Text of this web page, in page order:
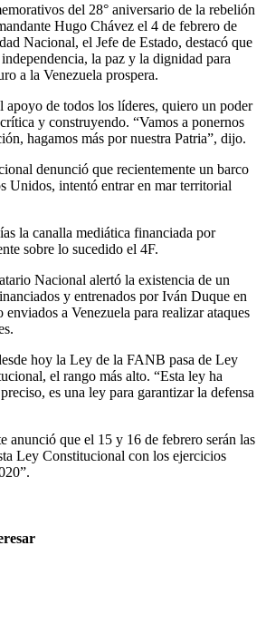
del 28° aniversario de la rebelión
Hugo Chávez el 4 de febrero de
Nacional, el Jefe de Estado, destacó que
la paz y la dignidad para
a la Venezuela prospera.
apoyo de todos los líderes, quiero un poder
y construyendo. “Vamos a ponernos
hagamos más por nuestra Patria”, dijo.
denunció que recientemente un barco
Unidos, intentó entrar en mar territorial
la canalla mediática financiada por
sobre lo sucedido el 4F.
Nacional alertó la existencia de un
y entrenados por Iván Duque en
a Venezuela para realizar ataques
hoy la Ley de la FANB pasa de Ley
el rango más alto. “Esta ley ha
es una ley para garantizar la defensa
anunció que el 15 y 16 de febrero serán las
Ley Constitucional con los ejercicios